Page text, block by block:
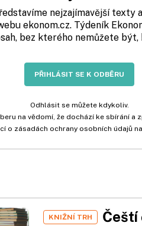
nejzajímavější texty
ekonom.cz. Týdeník
bez kterého nemůžete
PŘIHLÁSIT SE K ODBĚRU
Odhlásit se můžete kdykoliv.
na vědomí, že dochází ke sbírání a
o zásadách ochrany osobních údajů
KNIŽNÍ TRH
Čeští